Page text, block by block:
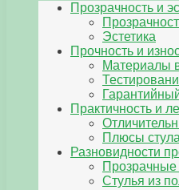
Прозрачность и
Эстетика
Прочность и
Материалы
Практичность и
Плюсы
Разновидности
Прозрачные
Стулья из